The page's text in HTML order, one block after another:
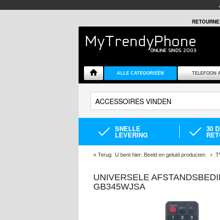
ALLE CATEGORIEËN TELEFOON
SNELLE
LEVERING
30
« Terug U bent hier: Beeld en geluid producten
UNIVERSELE
GB345WJSA